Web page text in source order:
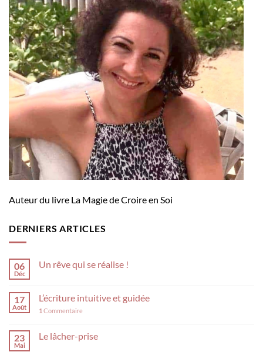
Auteur du livre La Magie de Croire en Soi
DERNIERS ARTICLES
06
Déc
Un rêve qui se réalise !
17
Août
L’écriture intuitive et guidée
1 Commentaire
23
Mai
Le lâcher-prise